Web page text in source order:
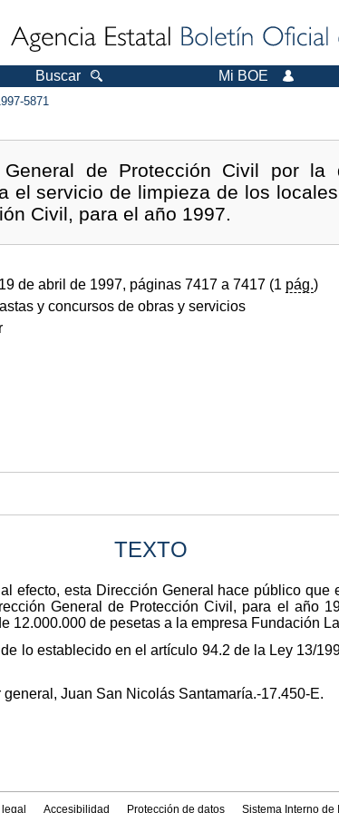
Buscar Mi BOE
5871
de Protección Civil por
el servicio de limpieza de los
Civil, para el año 1997.
de abril de 1997, páginas 7417 a 7417 (1 pág.)
y concursos de obras y servicios
TEXTO
efecto, esta Dirección General hace público que
General de Protección Civil, para el año
12.000.000 de pesetas a la empresa Fundación
lo establecido en el artículo 94.2 de la Ley 13/
Juan San Nicolás Santamaría.-17.450-E.
Accesibilidad Protección de datos Sistema Interno de